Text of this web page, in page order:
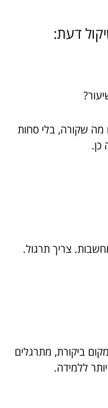
דעת:
שקורה, בלי סחות
כן.
צריך תרגול.
ביקורת, מתרגלים
ללמידה.